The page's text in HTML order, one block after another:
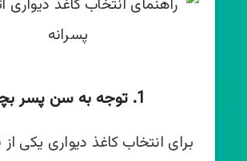
1. توجه به سن پسر بچه
برای انتخاب کاغذ دیواری یکی از